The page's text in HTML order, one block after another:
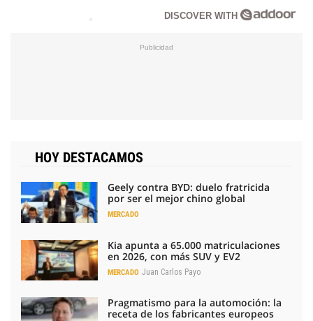
DISCOVER WITH
HOY DESTACAMOS
Geely contra BYD: duelo fratricida
por ser el mejor chino global
MERCADO
Kia apunta a 65.000 matriculaciones
en 2026, con más SUV y EV2
MERCADO Juan Carlos Payo
Pragmatismo para la automoción: la
receta de los fabricantes europeos